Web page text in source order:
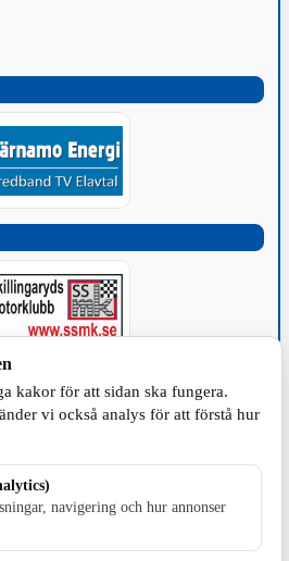
kakor för att sidan ska fungera.
vi också analys för att förstå hur
navigering och hur annonser